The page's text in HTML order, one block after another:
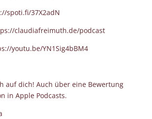
spoti.fi/37X2adN
claudiafreimuth.de/podcast
youtu.be/YN1Sig4bBM4
auf dich! Auch über eine Bewertung
in Apple Podcasts.